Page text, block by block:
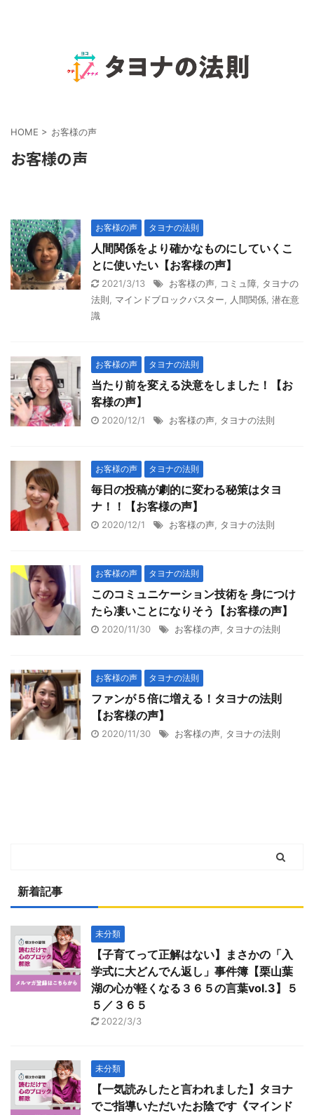
HOME > お客様の声
お客様の声
お客様の声 タヨナの法則
人間関係をより確かなものにしていくこ
とに使いたい【お客様の声】
2021/3/13 お客様の声, コミュ障, タヨナの
法則, マインドブロックバスター, 人間関係, 潜在意
識
お客様の声 タヨナの法則
当たり前を変える決意をしました！【お
客様の声】
2020/12/1 お客様の声, タヨナの法則
お客様の声 タヨナの法則
毎日の投稿が劇的に変わる秘策はタヨ
ナ！！【お客様の声】
2020/12/1 お客様の声, タヨナの法則
お客様の声 タヨナの法則
このコミュニケーション技術を 身につけ
たら凄いことになりそう【お客様の声】
2020/11/30 お客様の声, タヨナの法則
お客様の声 タヨナの法則
ファンが５倍に増える！タヨナの法則
【お客様の声】
2020/11/30 お客様の声, タヨナの法則
新着記事
未分類
【子育てって正解はない】まさかの「入
学式に大どんでん返し」事件簿【栗山葉
湖の心が軽くなる３６５の言葉vol.3】５
５／３６５
2022/3/3
未分類
【一気読みしたと言われました】タヨナ
でご指導いただいたお陰です《マインド